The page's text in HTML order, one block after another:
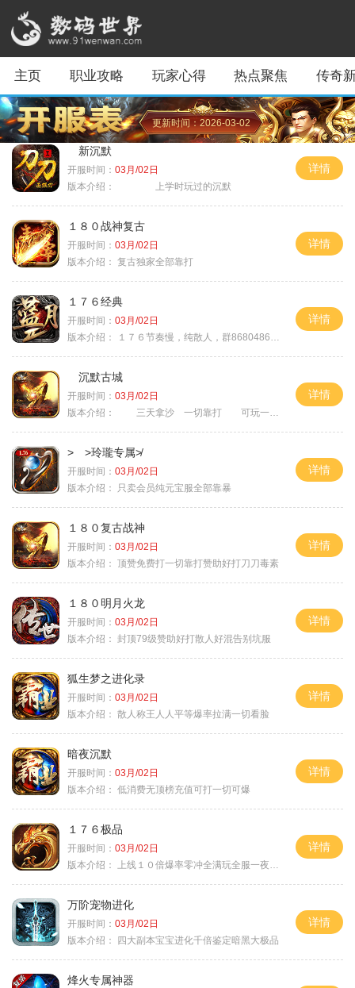
主页 职业攻略 玩家心得 热点聚焦 传奇
更新时间：2026-03-02
新沉默
开服时间： 03月/02日
版本介绍：
上学时玩过的沉默
详情
１８０战神复古
开服时间： 03月/02日
版本介绍： 复古独家全部靠打
详情
１７６经典
开服时间： 03月/02日
版本介绍：
１７６节奏慢，纯散人，群868048665
详情
沉默古城
开服时间： 03月/02日
版本介绍：
三天拿沙 一切靠打 可玩一年
详情
> >玲瓏专属≯
开服时间： 03月/02日
版本介绍：
只卖会员纯元宝服全部靠暴
详情
１８０复古战神
开服时间： 03月/02日
版本介绍： 顶赞免费打一切靠打赞助好打刀刀毒素
详情
１８０明月火龙
开服时间： 03月/02日
版本介绍： 封顶79级赞助好打散人好混告别坑服
详情
狐生梦之进化录
开服时间： 03月/02日
版本介绍： 散人称王人人平等爆率拉满一切看脸
详情
暗夜沉默
开服时间： 03月/02日
版本介绍： 低消费无顶榜充值可打一切可爆
详情
１７６极品
开服时间： 03月/02日
版本介绍：
上线１０倍爆率零冲全满玩全服一夜终极
详情
万阶宠物进化
开服时间： 03月/02日
版本介绍：
四大副本宝宝进化千倍鉴定暗黑大极品
详情
烽火专属神器